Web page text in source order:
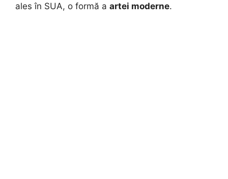
ales în SUA, o formă a artei moderne.